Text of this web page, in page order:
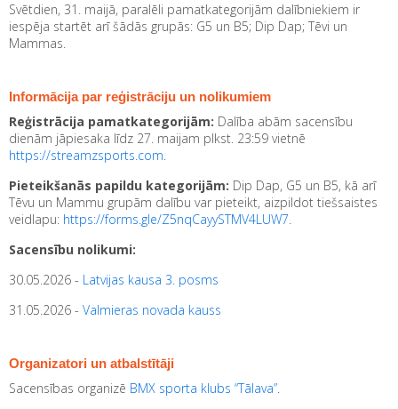
Svētdien, 31. maijā, paralēli pamatkategorijām dalībniekiem ir
iespēja startēt arī šādās grupās: G5 un B5; Dip Dap; Tēvi un
Mammas.
Informācija par reģistrāciju un nolikumiem
Reģistrācija pamatkategorijām: Dalība abām sacensību
dienām jāpiesaka līdz 27. maijam plkst. 23:59 vietnē
https://streamzsports.com.
Pieteikšanās papildu kategorijām: Dip Dap, G5 un B5, kā arī
Tēvu un Mammu grupām dalību var pieteikt, aizpildot tiešsaistes
veidlapu: https://forms.gle/Z5nqCayySTMV4LUW7.
Sacensību nolikumi:
30.05.2026 - Latvijas kausa 3. posms
31.05.2026 - Valmieras novada kauss
Organizatori un atbalstītāji
Sacensības organizē BMX sporta klubs “Tālava”.